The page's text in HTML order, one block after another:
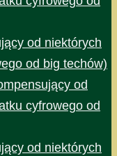
od niektórych
od big techów)
od
cyfrowego od
od niektórych